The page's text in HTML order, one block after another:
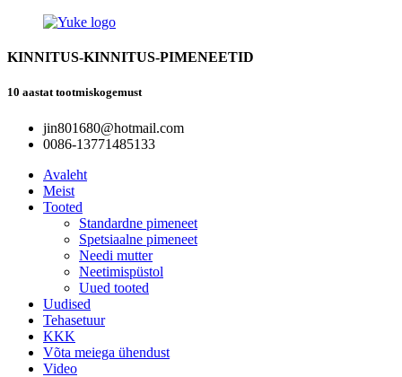
KINNITUS-KINNITUS-PIMENEETID
10 aastat tootmiskogemust
jin801680@hotmail.com
0086-13771485133
Avaleht
Meist
Tooted
Standardne pimeneet
Spetsiaalne pimeneet
Needi mutter
Neetimispüstol
Uued tooted
Uudised
Tehasetuur
KKK
Võta meiega ühendust
Video